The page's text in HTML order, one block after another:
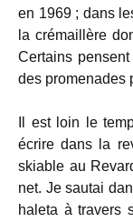
en 1969 ; dans
la crémaillère
Certains
des promenades
Il est loin le
écrire dans la
skiable au
net. Je sautai
haleta à travers